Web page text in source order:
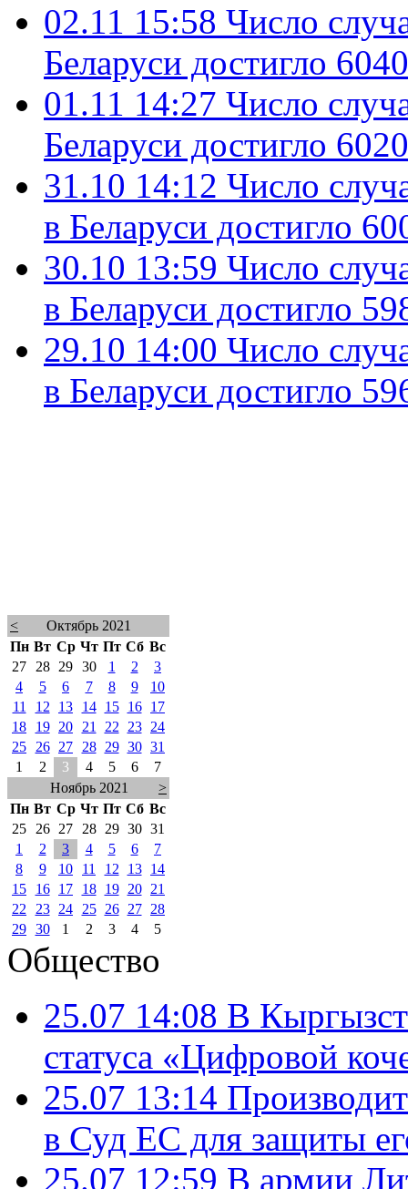
02.11 15:58 Число
Беларуси достигло
01.11 14:27 Число
Беларуси достигло
31.10 14:12 Число
в Беларуси достигло
30.10 13:59 Число
в Беларуси достигло
29.10 14:00 Число
в Беларуси достигло
<
Октябрь 2021
Пн Вт Ср Чт Пт Сб Вс
27
28 29 30 1 2
3
4
5 6 7 8 9
10
11
12 13 14 15 16
17
18
19 20 21 22 23
24
25
26 27 28 29 30 31
1
2 3 4 5 6
7
Ноябрь 2021
>
Пн Вт Ср Чт Пт Сб Вс
25
26 27 28 29 30 31
1
2 3 4 5 6
7
8
9 10 11 12 13
14
15
16 17 18 19 20
21
22
23 24 25 26 27
28
29 30 1 2 3 4 5
Общество
25.07 14:08 В
статуса «Цифровой
25.07 13:14
в Суд ЕС для защиты
25.07 12:59 В армии